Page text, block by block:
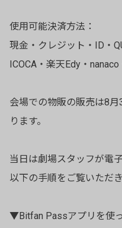
使用可能決済方法：
現金・クレジット・ID・
ICOCA・楽天Edy・nanaco
会場での物販の販売は8
ります。
当日は劇場スタッフが電
以下の手順をご覧いただ
▼Bitfan Passアプリを使